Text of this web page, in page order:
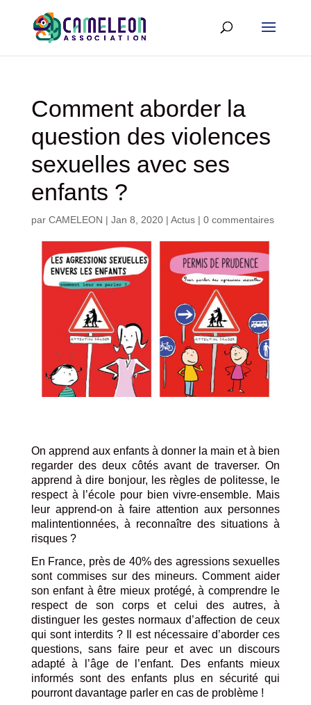
Comment aborder la
question des violences
sexuelles avec ses
enfants ?
par CAMELEON | Jan 8, 2020| Actus| 0 commentaires
On apprend aux enfants à donner la main et à bien
regarder des deux côtés avant de traverser. On
apprend à dire bonjour, les règles de politesse, le
respect à l’école pour bien vivre-ensemble. Mais
leur apprend-on à faire attention aux personnes
malintentionnées, à reconnaître des situations à
risques ?
En France, près de 40% des agressions sexuelles
sont commises sur des mineurs. Comment aider
son enfant à être mieux protégé, à comprendre le
respect de son corps et celui des autres, à
distinguer les gestes normaux d’affection de ceux
qui sont interdits ? Il est nécessaire d’aborder ces
questions, sans faire peur et avec un discours
adapté à l’âge de l’enfant. Des enfants mieux
informés sont des enfants plus en sécurité qui
pourront davantage parler en cas de problème !